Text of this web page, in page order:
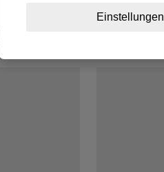
Einstellungen